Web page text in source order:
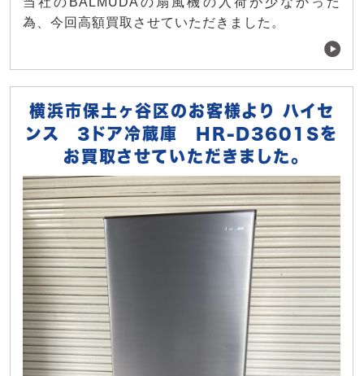
為、今回高額買取させていただきました。
横浜市保土ヶ谷区のお客様より ハイセ
ンス 3ドア冷蔵庫 HR-D3601Sを
お買取させていただきました。